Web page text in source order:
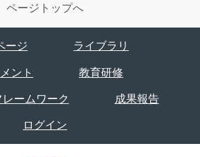
ページトップへ
ージ ライブラリ
ント 教育研修
ームワーク 成果報告
ログイン